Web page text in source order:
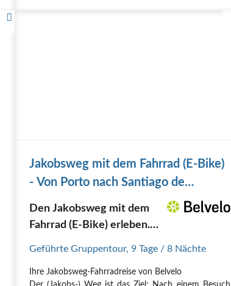
Jakobsweg mit dem Fahrrad (E-Bike)
- Von Porto nach Santiago de
Den Jakobsweg mit dem
Fahrrad (E-Bike) erleben.
Tage
Geführte Gruppentour, 9 Tage / 8 Nächte
Ihre Jakobsweg-Fahrradreise von Belvelo